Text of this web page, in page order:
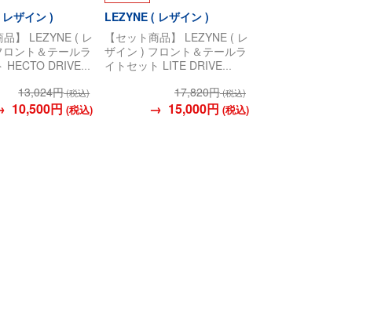
ザイン )
品】 LEZYNE ( レ
ント＆テールラ
HECTO DRIVE
クト ドライブ / ゼ
ト ドライブ ) ネ
13,024円(税込)
10,500円 (税込)
LEZYNE ( レザイン )
【セット商品】 LEZYNE ( レ
ザイン ) フロント＆テールラ
イトセット LITE DRIVE
DRIVE ( ライト ドライブ / ゼ
クト アラート ドライブ ) ネ
17,820円(税込)
→ 15,000円 (税込)